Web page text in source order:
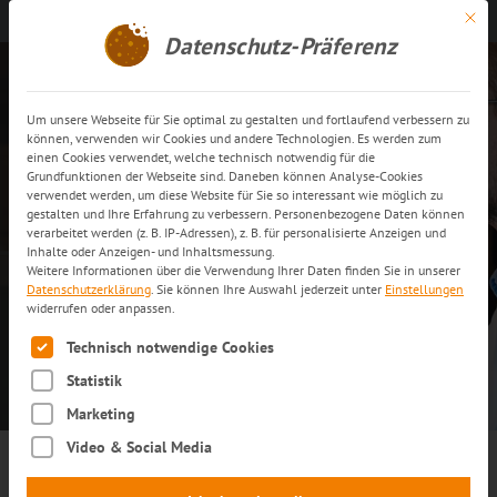
Kontakt aufnehmen
Pharmalogistik und
Healthcare Logistik
ANGEBOT ANFORDERN
MEHR ERFAHREN
Logistikexperte für die
Mit
Datenschutz-Präferenz
Um unsere Webseite für Sie optimal zu gestalten und fortlaufend verbessern zu
können, verwenden wir Cookies und andere Technologien. Es werden zum
einen Cookies verwendet, welche technisch notwendig für die
Grundfunktionen der Webseite sind. Daneben können Analyse-Cookies
verwendet werden, um diese Website für Sie so interessant wie möglich zu
gestalten und Ihre Erfahrung zu verbessern. Personenbezogene Daten können
verarbeitet werden (z. B. IP-Adressen), z. B. für personalisierte Anzeigen und
Inhalte oder Anzeigen- und Inhaltsmessung.
Weitere Informationen über die Verwendung Ihrer Daten finden Sie in unserer
Datenschutzerklärung. Sie können Ihre Auswahl jederzeit unter Einstellungen
widerrufen oder anpassen.
Es folgt eine Liste der Service-Gruppen, für die eine
Technisch notwendige Cookies
Statistik
Marketing
Video & Social Media